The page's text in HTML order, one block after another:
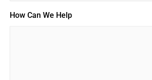
How Can We Help